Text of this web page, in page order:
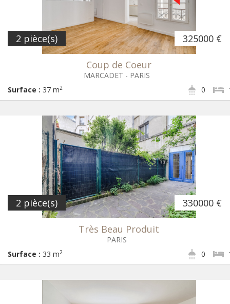
325000 €
2 pièce(s)
Coup de Coeur
MARCADET - PARIS
Surface : 37 m2 0
330000 €
2 pièce(s)
Très Beau Produit
PARIS
Surface : 33 m2 0